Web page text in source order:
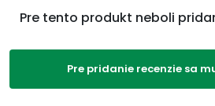
Pre tento produkt neboli
Pre pridanie recenzie sa